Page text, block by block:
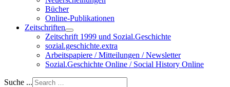
Bücher
Online-Publikationen
Zeitschriften
Zeitschrift 1999 und Sozial.Geschichte
sozial.geschichte.extra
Arbeitspapiere / Mitteilungen / Newsletter
Sozial.Geschichte Online / Social History Online
Suche ...